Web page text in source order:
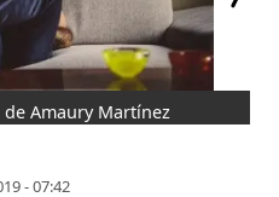
de Amaury Martínez
- 07:42